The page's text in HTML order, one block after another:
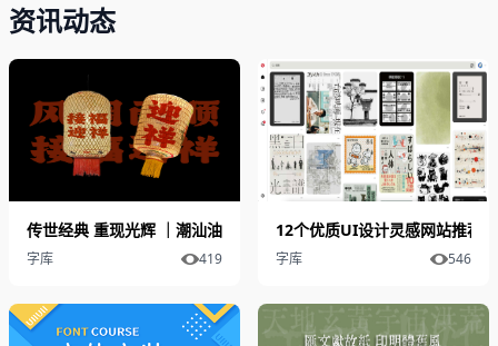
资讯动态
传世经典 重现光辉 ｜潮汕油纸灯笼 字体勾勒乡愁
字库 419
12个优质UI设计灵感网站推荐
字库 546